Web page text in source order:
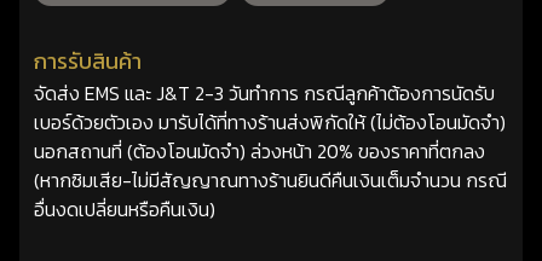
การรับสินค้า
จัดส่ง EMS และ J&T 2-3 วันทำการ กรณีลูกค้าต้องการนัดรับ
เบอร์ด้วยตัวเอง มารับได้ที่ทางร้านส่งพิกัดให้ (ไม่ต้องโอนมัดจำ)
นอกสถานที่ (ต้องโอนมัดจำ) ล่วงหน้า 20% ของราคาที่ตกลง
(หากซิมเสีย-ไม่มีสัญญาณทางร้านยินดีคืนเงินเต็มจำนวน กรณี
อื่นงดเปลี่ยนหรือคืนเงิน)